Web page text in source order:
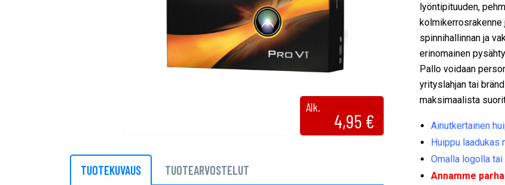
Alk.
4,95 €
TUOTEKUVAUS TUOTEARVOSTELUT
lyöntipituuden,
spinnihallinnan ja
erinomainen
Pallo voidaan
yrityslahjan tai
maksimaalista
Ainutkertainen
Huippu laadukas
Omalla logolla
Annamme